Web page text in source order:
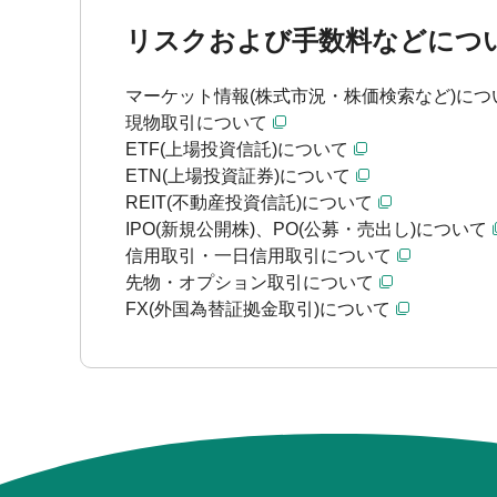
リスクおよび手数料などにつ
マーケット情報(株式市況・株価検索など)につ
現物取引について
ETF(上場投資信託)について
ETN(上場投資証券)について
REIT(不動産投資信託)について
IPO(新規公開株)、PO(公募・売出し)について
信用取引・一日信用取引について
先物・オプション取引について
FX(外国為替証拠金取引)について